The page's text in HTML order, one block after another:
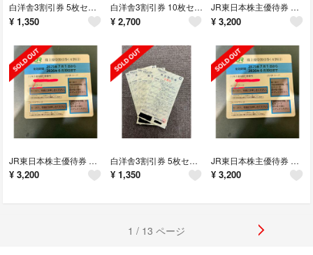
白洋舎3割引券 5枚セット ゆうパケットポストmini無料
¥ 1,350
白洋舎3割引券 10枚セット ゆうパケットポストmini無料
¥ 2,700
JR東日本株主優待券 2枚セット ゆうパケットポストmini無料
¥ 3,200
JR東日本株主優待券 2枚セット ゆうパケットポストmini無料
¥ 3,200
白洋舎3割引券 5枚セット ゆうパケットポストmini無料
¥ 1,350
JR東日本株主優待券 2枚セット ゆうパケットポストmini無料
¥ 3,200
1 / 13 ページ